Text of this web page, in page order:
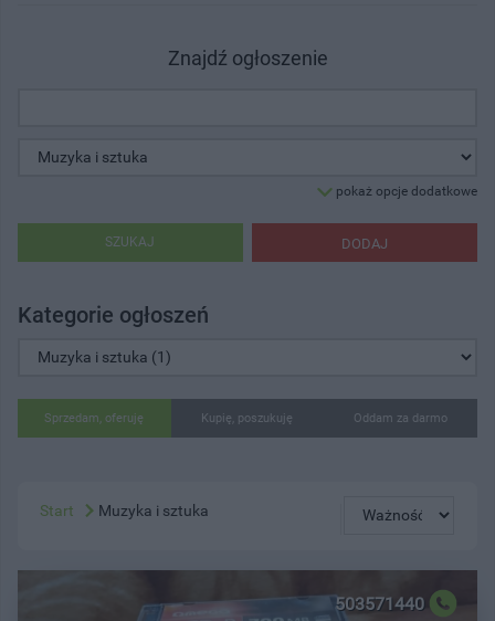
Znajdź ogłoszenie
pokaż opcje dodatkowe
DODAJ
SZUKAJ
Kategorie ogłoszeń
Sprzedam, oferuję Kupię, poszukuję Oddam za darmo
Start Muzyka i sztuka
503571440